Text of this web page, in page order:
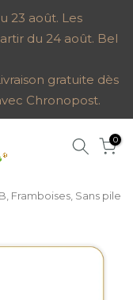
23 août. Les
du 24 août. Bel
gratuite dès
Chronopost.
0
Framboises, Sans pile